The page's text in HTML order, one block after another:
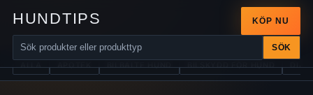
HUNDTIPS
SÖK
KÖP NU
ALLA APOTEK BILBÄLTE HUND BILSKYDD FÖR HUND